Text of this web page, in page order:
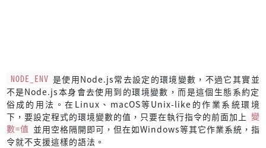
NODE_ENV 是使用Node.js常去設定的環境變數，不過它其實並
不是Node.js本身會去使用到的環境變數，而是這個生態系約定
俗成的用法。在Linux、macOS等Unix-like的作業系統環境
下，要設定程式的環境變數的值，只要在執行指令的前面加上 變
數=值 並用空格隔開即可，但在如Windows等其它作業系統，指
令就不支援這樣的語法。